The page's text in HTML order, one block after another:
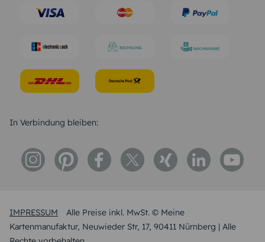
Konfirmation Glückwünsche
IMPRESSUM
Alle Preise inkl. MwSt. © Meine
Kartenmanufaktur, Neuwieder Str, 17, 90411 Nürnberg | Alle
In Verbindung bleiben: